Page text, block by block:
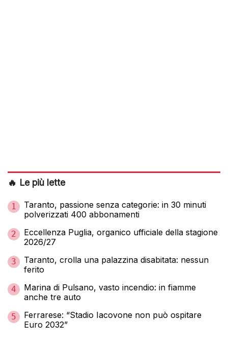
🔥 Le più lette
1
Taranto, passione senza categorie: in 30 minuti
polverizzati 400 abbonamenti
2
Eccellenza Puglia, organico ufficiale della stagione
2026/27
3
Taranto, crolla una palazzina disabitata: nessun
ferito
4
Marina di Pulsano, vasto incendio: in fiamme
anche tre auto
5
Ferrarese: “Stadio Iacovone non può ospitare
Euro 2032”